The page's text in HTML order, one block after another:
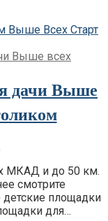
Выше всех
дачи Выше
МКАД и до 50 км.
смотрите
площадки
для…